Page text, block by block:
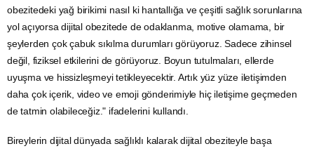
obezitedeki yağ birikimi nasıl ki hantallığa ve çeşitli sağlık sorunlarına
yol açıyorsa dijital obezitede de odaklanma, motive olamama, bir
şeylerden çok çabuk sıkılma durumları görüyoruz. Sadece zihinsel
değil, fiziksel etkilerini de görüyoruz. Boyun tutulmaları, ellerde
uyuşma ve hissizleşmeyi tetikleyecektir. Artık yüz yüze iletişimden
daha çok içerik, video ve emoji gönderimiyle hiç iletişime geçmeden
de tatmin olabileceğiz." ifadelerini kullandı.
Bireylerin dijital dünyada sağlıklı kalarak dijital obeziteyle başa